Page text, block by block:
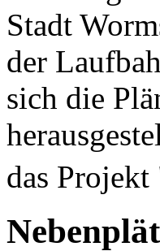
Stadt
der
sich die
das